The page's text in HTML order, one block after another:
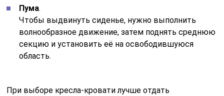
Пума.
Чтобы выдвинуть сиденье, нужно выполнить
волнообразное движение, затем поднять среднюю
секцию и установить её на освободившуюся
область.
При выборе кресла-кровати лучше отдать